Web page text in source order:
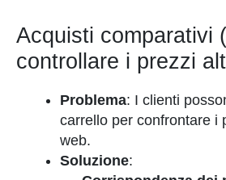
Acquisti comparativi
controllare i prezzi
Problema: I clienti
carrello per confrontare i
web.
Soluzione: